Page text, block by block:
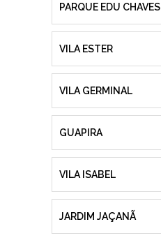
PARQUE EDU CHAVES
VILA ESTER
VILA GERMINAL
GUAPIRA
VILA ISABEL
JARDIM JAÇANÃ